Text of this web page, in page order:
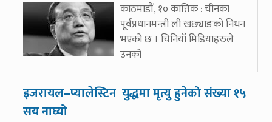
काठमाडौं, १० कात्तिक : चीनका
पूर्वप्रधानमन्त्री ली खछ्याङको निधन
भएको छ । चिनियाँ मिडियाहरुले
उनको
इजरायल–प्यालेस्टिन युद्धमा मृत्यु हुनेको संख्या १५
सय नाघ्यो